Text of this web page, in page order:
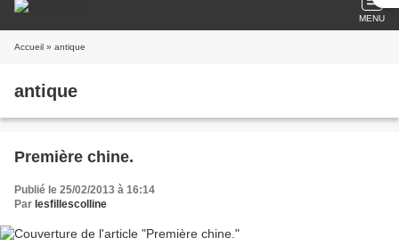
MENU
Accueil » antique
antique
Première chine.
Publié le 25/02/2013 à 16:14
Par lesfillescolline